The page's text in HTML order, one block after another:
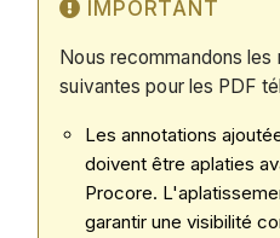
IMPORTANT
Nous recommandons les
suivantes pour les PDF
Les annotations
doivent être aplaties
Procore.
garantir une visibilité